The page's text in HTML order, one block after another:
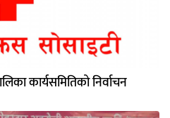
कार्यसमितिको निर्वाचन